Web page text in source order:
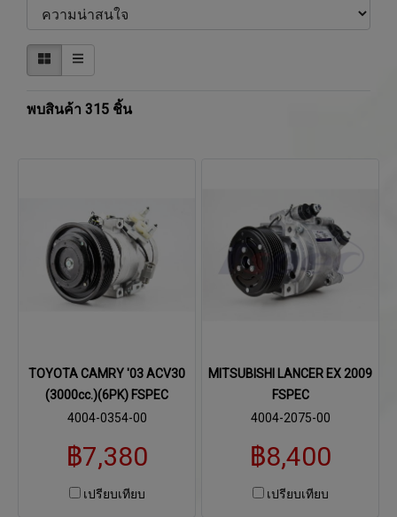
พบสินค้า 315 ชิ้น
TOYOTA CAMRY '03 ACV30
(3000cc.)(6PK) FSPEC
4004-0354-00
฿7,380
เปรียบเทียบ
MITSUBISHI LANCER EX 2009
FSPEC
4004-2075-00
฿8,400
เปรียบเทียบ